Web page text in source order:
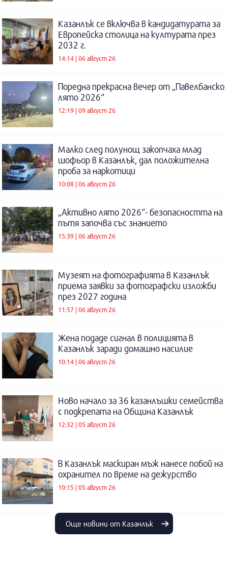
Казанлък се включва в кандидатурата за
Европейска столица на културата през
2032 г.
14:14 | 06 август 26
Поредна прекрасна вечер от „Павелбанско
лято 2026“
12:19 | 09 август 26
Малко след полунощ закопчаха млад
шофьор в Казанлък, дал положителна
проба за наркотици
10:08 | 06 август 26
„Активно лято 2026“- безопасността на
пътя започва със знанието
15:39 | 06 август 26
Музеят на фотографията в Казанлък
приема заявки за фотографски изложби
през 2027 година
11:57 | 06 август 26
Жена подаде сигнал в полицията в
Казанлък заради домашно насилие
10:14 | 06 август 26
Ново начало за 36 казанлъшки семейства
с подкрепата на Община Казанлък
12:32 | 05 август 26
В Казанлък маскиран мъж нанесе побой на
охранител по време на дежурство
10:15 | 05 август 26
Още новини от Казанлък